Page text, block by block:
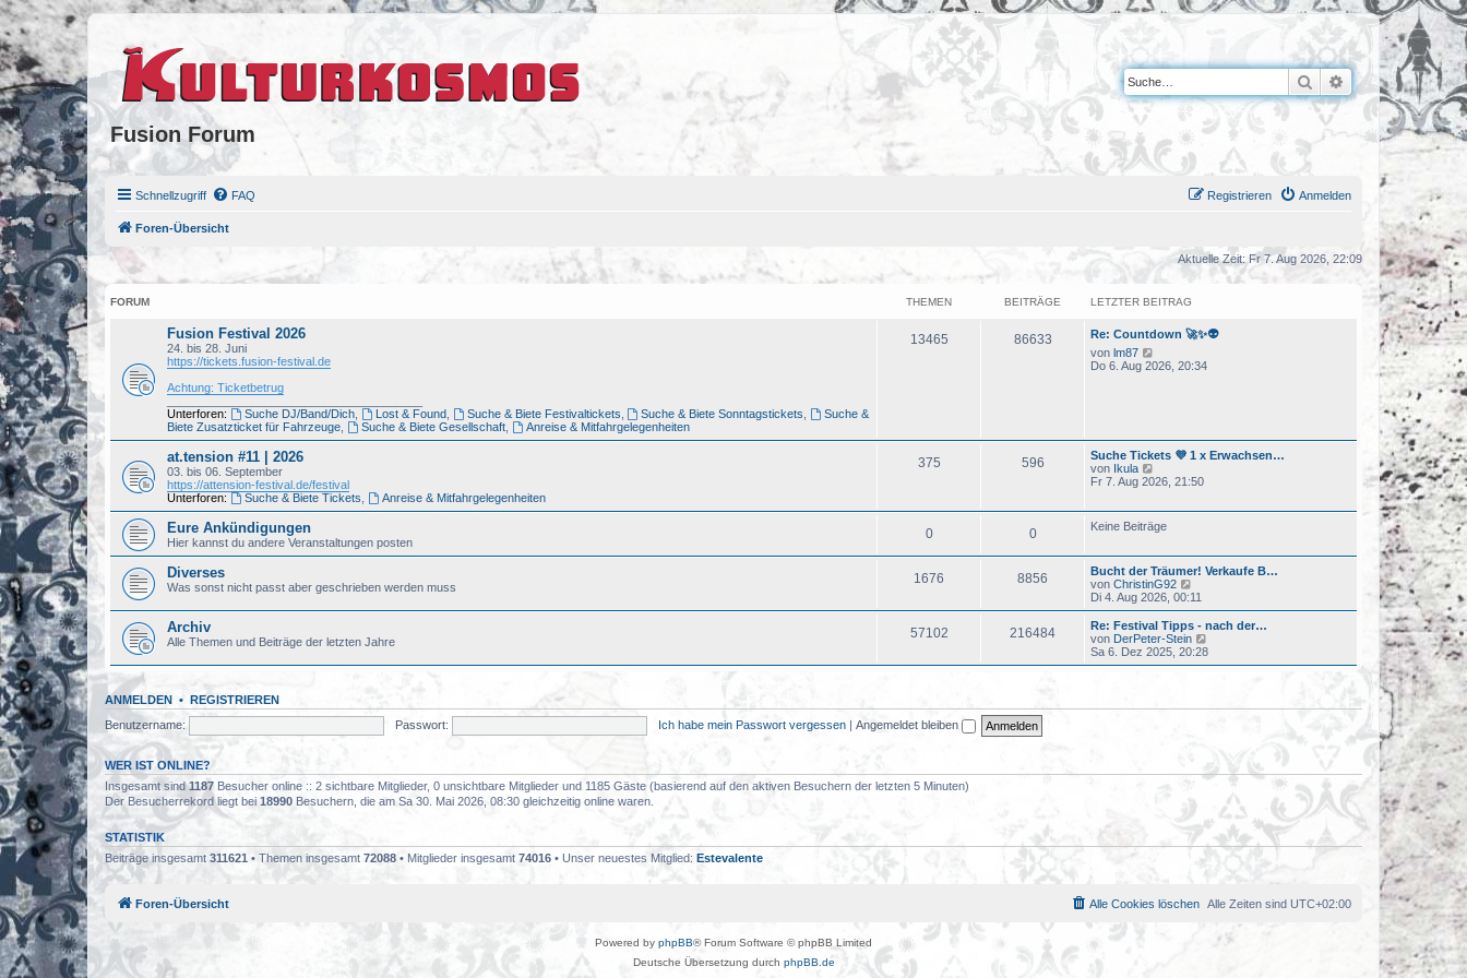
Fusion Forum
Suche Erweiterte Suche
Schnellzugriff FAQ Anmelden
Registrieren
Foren-Übersicht
Aktuelle Zeit: Fr 7. Aug 2026, 22:09
FORUM THEMEN BEITRÄGE LETZTER BEITRAG
Fusion Festival 2026
24. bis 28. Juni
https://tickets.fusion-festival.de
Achtung: Ticketbetrug
Unterforen:
Suche DJ/Band/Dich, Lost & Found, Suche & Biete Festivaltickets Suche & Biete Sonntagstickets
Suche &
Biete Zusatzticket für Fahrzeuge
Suche & Biete Gesellschaft, Anreise & Mitfahrgelegenheiten
13465 86633
Re: Countdown 🚀✨👽
von lm87
e
r
B
i
r
a
g
Do 6. Aug 2026, 20:34
at.tension #11 | 2026
03. bis 06. September
https://attension-festival.de/festival
Unterforen:
Suche & Biete Tickets Anreise & Mitfahrgelegenheiten
375 596
Suche Tickets 💜 1 x Erwachsen…
von Ikula
e
t
r
B
e
i
t
r
a
g
Fr 7. Aug 2026, 21:50
Eure Ankündigungen
Hier kannst du andere Veranstaltungen posten
0 0 Keine Beiträge
Diverses
Was sonst nicht passt aber geschrieben werden muss
1676 8856
Bucht der Träumer! Verkaufe B…
von ChristinG92
e
u
e
s
t
i
Di 4. Aug 2026, 00:11
Archiv
Alle Themen und Beiträge der letzten Jahre
57102 216484
Re: Festival Tipps - nach der…
von DerPeter-Stein
e
u
t
g
Sa 6. Dez 2025, 20:28
ANMELDEN • REGISTRIEREN
Benutzername:
Passwort: Ich habe mein Passwort vergessen | Angemeldet bleiben
WER IST ONLINE?
Insgesamt sind1187 Besucher online :: 2 sichtbare Mitglieder, 0 unsichtbare Mitglieder und 1185 Gäste (basierend auf den aktiven Besuchern der letzten 5 Minuten)
Der Besucherrekord liegt bei 18990 Besuchern, die am Sa 30. Mai 2026, 08:30 gleichzeitig online waren.
STATISTIK
Beiträge insgesamt 311621 • Themen insgesamt 72088 • Mitglieder insgesamt 74016 • Unser neuestes Mitglied: Estevalente
Foren-Übersicht Alle Zeiten sind UTC+02:00
Alle Cookies löschen
Powered by phpBB® Forum Software © phpBB Limited
Deutsche Übersetzung durch phpBB.de